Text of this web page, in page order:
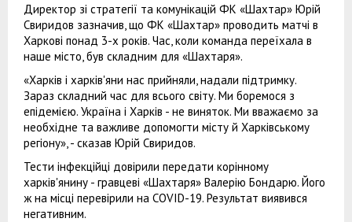
Директор зі стратегії та комунікацій ФК «Шахтар» Юрій
Свиридов зазначив, що ФК «Шахтар» проводить матчі в
Харкові понад 3-х років. Час, коли команда переїхала в
наше місто, був складним для «Шахтаря».
«Харків і харків'яни нас прийняли, надали підтримку.
Зараз складний час для всього світу. Ми боремося з
епідемією. Україна і Харків - не виняток. Ми вважаємо за
необхідне та важливе допомогти місту й Харківському
регіону», - сказав Юрій Свиридов.
Тести інфекційці довірили передати корінному
харків'янину - гравцеві «Шахтаря» Валерію Бондарю. Його
ж на місці перевірили на COVID-19. Результат виявився
негативним.